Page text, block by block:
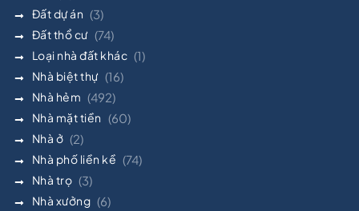
Đất dự án (3)
Đất thổ cư (74)
Loại nhà đất khác (1)
Nhà biệt thự (16)
Nhà hẻm (492)
Nhà mặt tiền (60)
Nhà ở (2)
Nhà phố liền kề (74)
Nhà trọ (3)
Nhà xưởng (6)